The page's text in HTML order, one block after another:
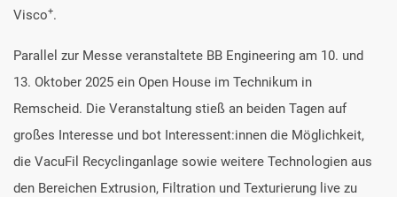
Visco+.
Parallel zur Messe veranstaltete BB Engineering am 10. und
13. Oktober 2025 ein Open House im Technikum in
Remscheid. Die Veranstaltung stieß an beiden Tagen auf
großes Interesse und bot Interessent:innen die Möglichkeit,
die VacuFil Recyclinganlage sowie weitere Technologien aus
den Bereichen Extrusion, Filtration und Texturierung live zu